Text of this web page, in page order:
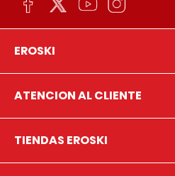
EROSKI
ATENCION AL CLIENTE
TIENDAS EROSKI